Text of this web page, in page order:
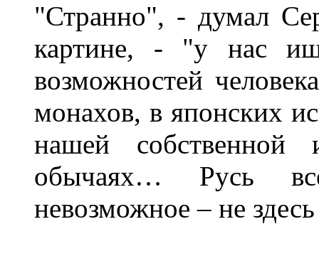
"Странно", - думал
картине, - "у нас
возможностей
монахов, в японских
нашей собственной
обычаях… Русь
невозможное – не